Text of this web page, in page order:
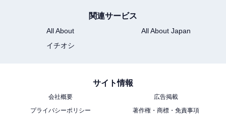
関連サービス
All About
All About Japan
イチオシ
サイト情報
会社概要
広告掲載
プライバシーポリシー
著作権・商標・免責事項